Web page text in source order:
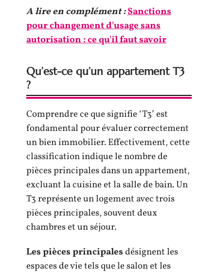
A lire en complément :Sanctions
pour changement d'usage sans
autorisation : ce qu'il faut savoir
Qu’est-ce qu’un appartement T3
?
Comprendre ce que signifie ‘T3’ est
fondamental pour évaluer correctement
un bien immobilier. Effectivement, cette
classification indique le nombre de
pièces principales dans un appartement,
excluant la cuisine et la salle de bain. Un
T3 représente un logement avec trois
pièces principales, souvent deux
chambres et un séjour.
Les pièces principalesdésignent les
espaces de vie tels que le salon et les